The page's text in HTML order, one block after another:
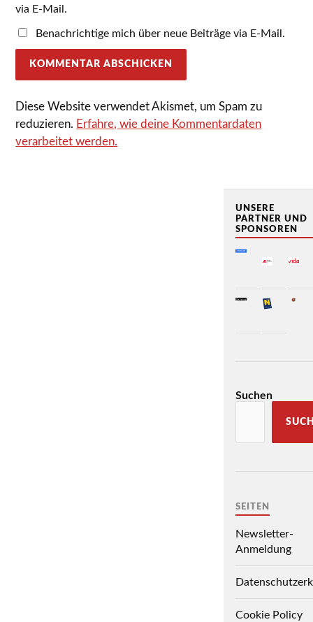
via E-Mail.
Benachrichtige mich über neue Beiträge via E-Mail.
Diese Website verwendet Akismet, um Spam zu
reduzieren. Erfahre, wie deine Kommentardaten
verarbeitet werden.
UNSERE
PARTNER UND
SPONSOREN
Suchen
SEITEN
Newsletter-
Anmeldung
Cookie Policy